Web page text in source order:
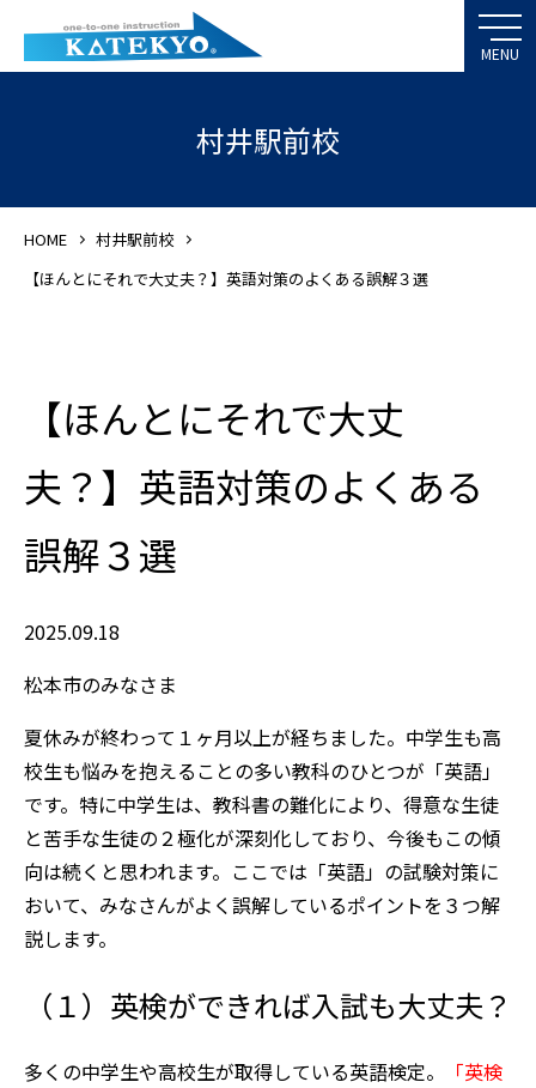
村井駅前校
HOME
村井駅前校
【ほんとにそれで大丈夫？】英語対策のよくある誤解３選
【ほんとにそれで大丈
夫？】英語対策のよくある
誤解３選
2025.09.18
松本市のみなさま
夏休みが終わって１ヶ月以上が経ちました。中学生も高
校生も悩みを抱えることの多い教科のひとつが「英語」
です。特に中学生は、教科書の難化により、得意な生徒
と苦手な生徒の２極化が深刻化しており、今後もこの傾
向は続くと思われます。ここでは「英語」の試験対策に
おいて、みなさんがよく誤解しているポイントを３つ解
説します。
（１）英検ができれば入試も大丈夫？
多くの中学生や高校生が取得している英語検定。
「英検